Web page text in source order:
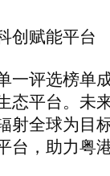
创赋能平台
一评选榜单
态平台。未
射全球为目
台，助力粤